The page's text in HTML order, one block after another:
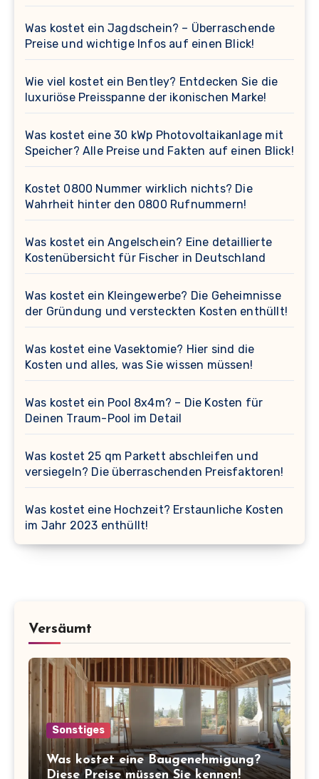
Was kostet ein Jagdschein? – Überraschende
Preise und wichtige Infos auf einen Blick!
Wie viel kostet ein Bentley? Entdecken Sie die
luxuriöse Preisspanne der ikonischen Marke!
Was kostet eine 30 kWp Photovoltaikanlage mit
Speicher? Alle Preise und Fakten auf einen Blick!
Kostet 0800 Nummer wirklich nichts? Die
Wahrheit hinter den 0800 Rufnummern!
Was kostet ein Angelschein? Eine detaillierte
Kostenübersicht für Fischer in Deutschland
Was kostet ein Kleingewerbe? Die Geheimnisse
der Gründung und versteckten Kosten enthüllt!
Was kostet eine Vasektomie? Hier sind die
Kosten und alles, was Sie wissen müssen!
Was kostet ein Pool 8x4m? – Die Kosten für
Deinen Traum-Pool im Detail
Was kostet 25 qm Parkett abschleifen und
versiegeln? Die überraschenden Preisfaktoren!
Was kostet eine Hochzeit? Erstaunliche Kosten
im Jahr 2023 enthüllt!
Versäumt
Sonstiges
Was kostet eine Baugenehmigung?
Diese Preise müssen Sie kennen!